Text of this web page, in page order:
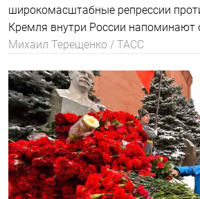
широкомасштабные репрессии
Кремля внутри России напоминают
Михаил Терещенко / ТАСС